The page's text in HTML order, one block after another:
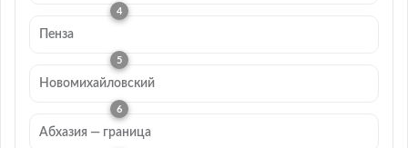
Пенза
Новомихайловский
Абхазия — граница